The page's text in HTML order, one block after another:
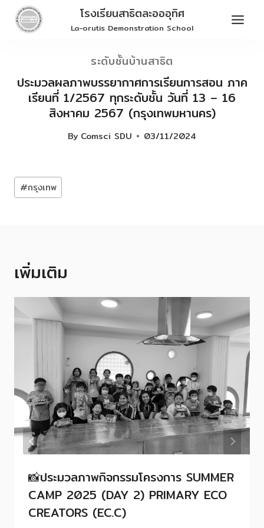
Skip
โรงเรียนสาธิตละอออุทิศ
La-orutis Demonstration School
ระดับชั้นบ้านสาธิต
ประมวลผลภาพบรรยากาศการเรียนการสอน ภาค
เรียนที่ 1/2567 ทุกระดับชั้น วันที่ 13 – 16
สิงหาคม 2567 (กรุงเทพมหานคร)
By Comsci SDU 03/11/2024
Post
Tags:
#กรุงเทพ
เพิ่มเติม
📸ประมวลภาพกิจกรรมโครงการ SUMMER
CAMP 2025 (DAY 2) PRIMARY ECO
CREATORS (EC.C)